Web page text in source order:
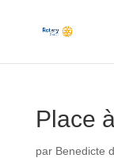
Place
par Benedicte